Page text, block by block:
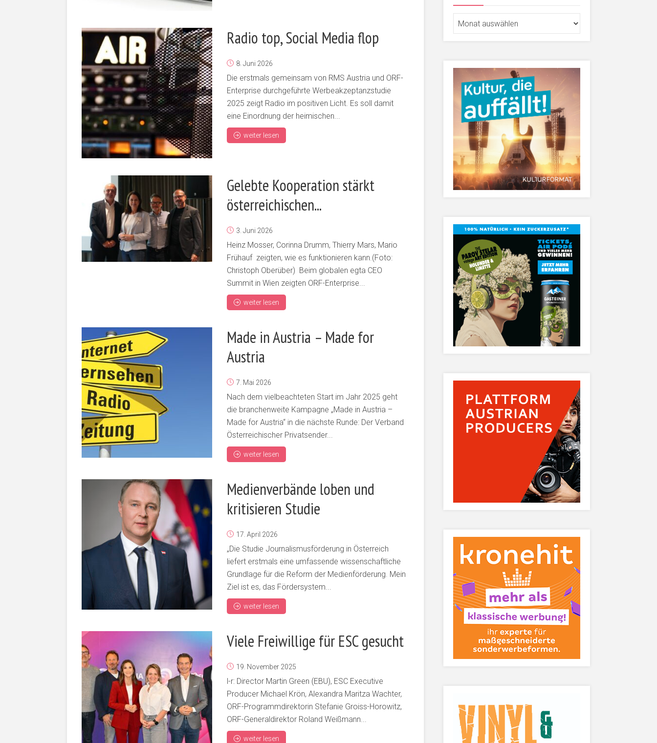
Radio top, Social Media flop
8. Juni 2026
Die erstmals gemeinsam von RMS Austria und ORF-
Enterprise durchgeführte Werbeakzeptanzstudie
2025 zeigt Radio im positiven Licht. Es soll damit
eine Einordnung der heimischen...
weiter lesen
Gelebte Kooperation stärkt
österreichischen...
3. Juni 2026
Heinz Mosser, Corinna Drumm, Thierry Mars, Mario
Frühauf zeigten, wie es funktionieren kann.(Foto:
Christoph Oberüber) Beim globalen egta CEO
Summit in Wien zeigten ORF-Enterprise...
weiter lesen
Made in Austria – Made for
Austria
7. Mai 2026
Nach dem vielbeachteten Start im Jahr 2025 geht
die branchenweite Kampagne „Made in Austria –
Made for Austria“ in die nächste Runde: Der Verband
Österreichischer Privatsender...
weiter lesen
Medienverbände loben und
kritisieren Studie
17. April 2026
„Die Studie Journalismusförderung in Österreich
liefert erstmals eine umfassende wissenschaftliche
Grundlage für die Reform der Medienförderung. Mein
Ziel ist es, das Fördersystem...
weiter lesen
Viele Freiwillige für ESC gesucht
19. November 2025
l-r: Director Martin Green (EBU), ESC Executive
Producer Michael Krön, Alexandra Maritza Wachter,
ORF-Programmdirektorin Stefanie Groiss-Horowitz,
ORF-Generaldirektor Roland Weißmann...
weiter lesen
Archiv